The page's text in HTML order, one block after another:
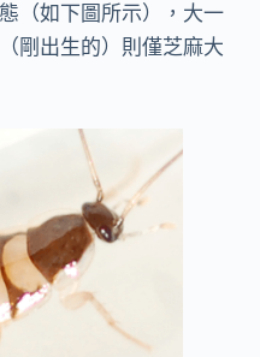
（如下圖所示），大一
剛出生的）則僅芝麻大